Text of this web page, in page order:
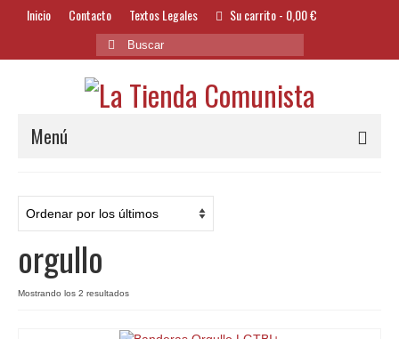
Inicio Contacto Textos Legales Su carrito- 0,00€
Buscar
por:
Menú
Bazar
Textil y Accesorios
Bordados
orgullo
Mostrando los 2 resultadosOrdenado